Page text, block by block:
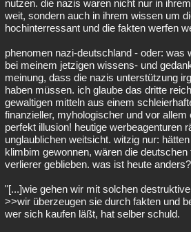
nutzen. die nazis waren nicht nur in
weit, sondern auch in ihrem wissen um
hochinterressant und die fakten werfen
phenomen nazi-deutschland - oder: was
bei meinem jetzigen wissens- und
meinung, dass die nazis unterstützung
haben müssen. ich glaube das dritte
gewaltigen mitteln aus einem
finanzieller, myhologischer und vor
perfekt illusion! heutige werbeagenturen
unglaublichen weitsicht. witzig nur:
klimbim gewonnen, wären die
verlierer geblieben. was ist heute anders?
"[...]wie gehen wir mit solchen
>>wir überzeugen sie durch fakten und
wer sich kaufen läßt, hat selber schuld.